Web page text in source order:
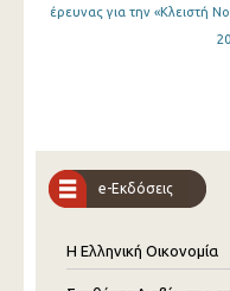
έρευνας για την «Κλειστή
e-Εκδόσεις
Η Ελληνική Οικονομία